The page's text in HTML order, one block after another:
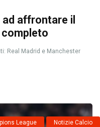
affrontare il
Real Madrid e Manchester
League Notizie Calcio